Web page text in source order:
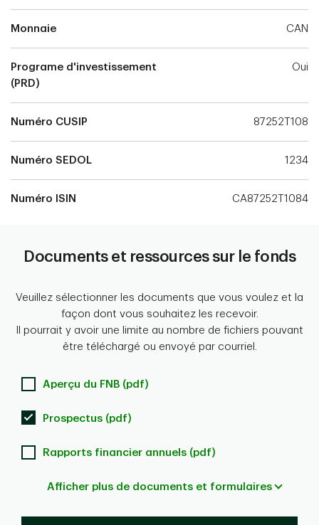
Monnaie CAN
Programe d'investissement
(PRD)
Oui
Numéro CUSIP 87252T108
Numéro SEDOL 1234
Numéro ISIN CA87252T1084
Documents et ressources sur le fonds
Veuillez sélectionner les documents que vous voulez et la
façon dont vous souhaitez les recevoir.
Il pourrait y avoir une limite au nombre de fichiers pouvant
être téléchargé ou envoyé par courriel.
Aperçu du FNB (pdf)
Prospectus (pdf)
Rapports financier annuels (pdf)
Afficher plus de documents et formulaires